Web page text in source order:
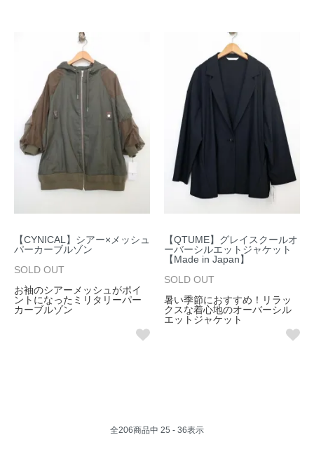
【CYNICAL】シアー×メッシュ
パーカーブルゾン
SOLD OUT
お袖のシアーメッシュがポイ
ントになったミリタリーパー
カーブルゾン
【QTUME】グレイスクールオ
ーバーシルエットジャケット
【Made in Japan】
SOLD OUT
暑い季節におすすめ！リラッ
クスな着心地のオーバーシル
エットジャケット
全206商品中 25 - 36表示